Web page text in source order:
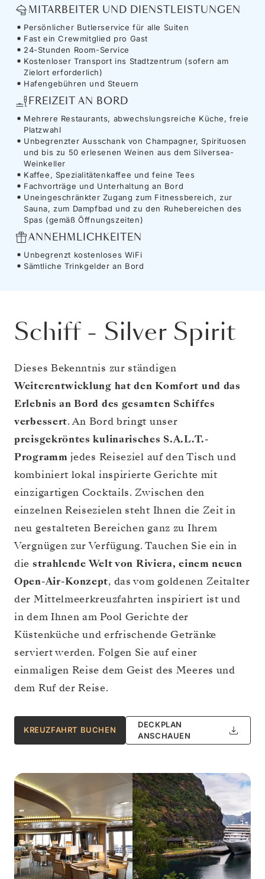
MITARBEITER UND DIENSTLEISTUNGEN
Persönlicher Butlerservice für alle Suiten
Fast ein Crewmitglied pro Gast
24-Stunden Room-Service
Kostenloser Transport ins Stadtzentrum (sofern am
Zielort erforderlich)
Hafengebühren und Steuern
FREIZEIT AN BORD
Mehrere Restaurants, abwechslungsreiche Küche, freie
Platzwahl
Unbegrenzter Ausschank von Champagner, Spirituosen
und bis zu 50 erlesenen Weinen aus dem Silversea-
Weinkeller
Kaffee, Spezialitätenkaffee und feine Tees
Fachvorträge und Unterhaltung an Bord
Uneingeschränkter Zugang zum Fitnessbereich, zur
Sauna, zum Dampfbad und zu den Ruhebereichen des
Spas (gemäß Öffnungszeiten)
ANNEHMLICHKEITEN
Unbegrenzt kostenloses WiFi
Sämtliche Trinkgelder an Bord
Schiff- Silver Spirit
Dieses Bekenntnis zur ständigen
Weiterentwicklung hat den Komfort und das
Erlebnis an Bord des gesamten Schiffes
verbessert. An Bord bringt unser
preisgekröntes kulinarisches S.A.L.T.-
Programm jedes Reiseziel auf den Tisch und
kombiniert lokal inspirierte Gerichte mit
einzigartigen Cocktails. Zwischen den
einzelnen Reisezielen steht Ihnen die Zeit in
neu gestalteten Bereichen ganz zu Ihrem
Vergnügen zur Verfügung. Tauchen Sie ein in
die strahlende Welt von Riviera, einem neuen
Open-Air-Konzept, das vom goldenen Zeitalter
der Mittelmeerkreuzfahrten inspiriert ist und
in dem Ihnen am Pool Gerichte der
Küstenküche und erfrischende Getränke
serviert werden. Folgen Sie auf einer
einmaligen Reise dem Geist des Meeres und
dem Ruf der Reise.
KREUZFAHRT BUCHEN
DECKPLAN
ANSCHAUEN